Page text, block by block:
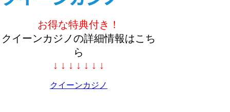
お得な特典付き！
クイーンカジノの詳細情報はこち
ら
↓ ↓ ↓ ↓ ↓ ↓ ↓
クイーンカジノ